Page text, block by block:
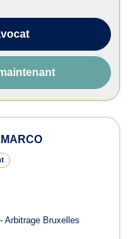
Arbitrage Bruxelles